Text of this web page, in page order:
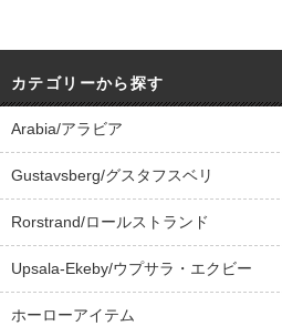
カテゴリーから探す
Arabia/アラビア
Gustavsberg/グスタフスベリ
Rorstrand/ロールストランド
Upsala-Ekeby/ウプサラ・エクビー
ホーローアイテム